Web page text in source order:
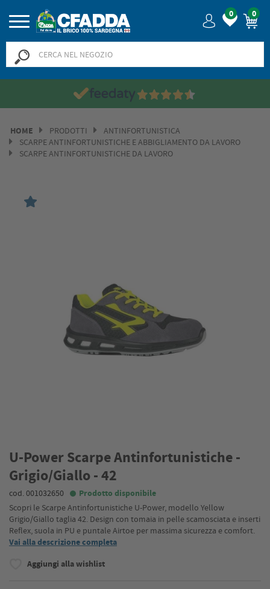
0 0
HOME PRODOTTI
ANTINFORTUNISTICA
SCARPE ANTINFORTUNISTICHE E ABBIGLIAMENTO DA LAVORO
SCARPE ANTINFORTUNISTICHE DA LAVORO
U-Power Scarpe Antinfortunistiche -
Grigio/Giallo - 42
cod. 001032650 Prodotto disponibile
Scopri le Scarpe Antinfortunistiche U-Power, modello Yellow
Grigio/Giallo taglia 42. Design con tomaia in pelle scamosciata e inserti
Reflex, suola in PU e puntale Airtoe per massima sicurezza e comfort.
Vai alla descrizione completa
Aggiungi alla wishlist